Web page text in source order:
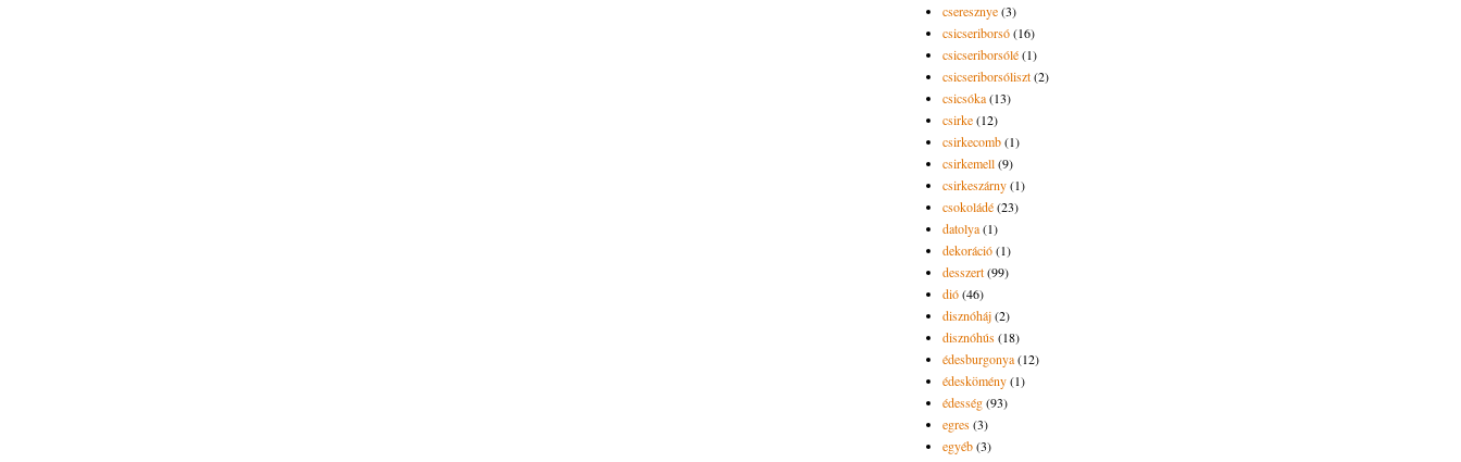
cseresznye(3)
csicseriborsó(16)
csicseriborsólé(1)
csicseriborsóliszt(2)
csicsóka(13)
csirke(12)
csirkecomb(1)
csirkemell(9)
csirkeszárny(1)
csokoládé(23)
datolya(1)
dekoráció(1)
desszert(99)
dió(46)
disznóháj(2)
disznóhús(18)
édesburgonya(12)
édeskömény(1)
édesség(93)
egres(3)
egyéb(3)